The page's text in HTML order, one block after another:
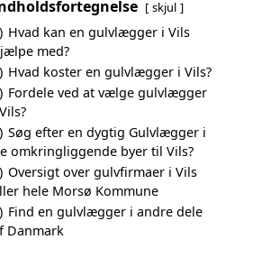
skjul
Hvad kan en gulvlægger i Vils
med?
Hvad koster en gulvlægger i Vils?
Fordele ved at vælge gulvlægger
Søg efter en dygtig Gulvlægger i
omkringliggende byer til Vils?
Oversigt over gulvfirmaer i Vils
hele Morsø Kommune
Find en gulvlægger i andre dele
Danmark